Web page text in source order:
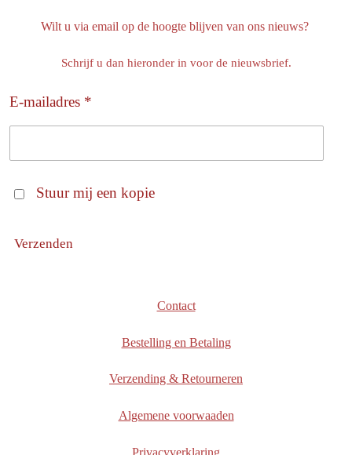
Wilt u via email op de hoogte blijven van ons nieuws?
Schrijf u dan hieronder in voor de nieuwsbrief.
E-mailadres *
Stuur mij een kopie
Verzenden
Contact
Bestelling en Betaling
Verzending & Retourneren
Algemene voorwaaden
Privacyverklaring